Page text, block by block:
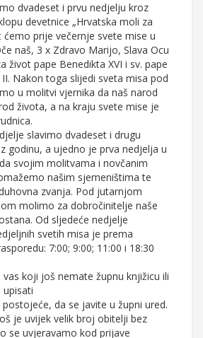
dvadeset i prvu nedjelju kroz
devetnice „Hrvatska moli za
ćemo prije večernje svete mise u
naš, 3 x Zdravo Marijo, Slava Ocu
život pape Benedikta XVI i sv. pape
II. Nakon toga slijedi sveta misa pod
u molitvi vjernika da naš narod
života, a na kraju svete mise je
slavimo dvadeset i drugu
godinu, a ujedno je prva nedjelja u
svojim molitvama i novčanim
našim sjemeništima te
zvanja. Pod jutarnjom
molimo za dobročinitelje naše
Od sljedeće nedjelje
svetih misa je prema
7:00; 9:00; 11:00 i 18:30
koji još nemate župnu knjižicu ili
da se javite u župni ured.
je uvijek velik broj obitelji bez
se uvjeravamo kod prijave